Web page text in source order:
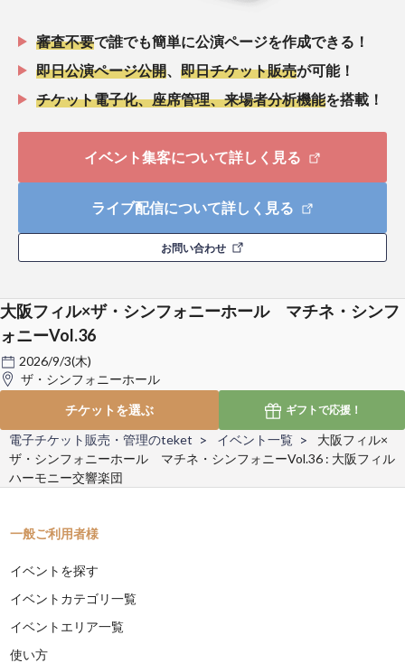
審査不要で誰でも簡単に公演ページを作成できる！
即日公演ページ公開
即日チケット販売が可能！
チケット電子化、座席管理、来場者分析機能を搭載！
イベント集客について詳しく見る
ライブ配信について詳しく見る
お問い合わせ
大阪フィル×ザ・シンフォニーホール マチネ・シンフ
ォニーVol.36
2026/9/3(木)
ザ・シンフォニーホール
チケットを選ぶ
ギフトで応援！
電子チケット販売・管理のteket イベント一覧
大阪フィル×
ザ・シンフォニーホール マチネ・シンフォニーVol.36 : 大阪フィル
ハーモニー交響楽団
一般ご利用者様
イベントを探す
イベントカテゴリ一覧
イベントエリア一覧
使い方